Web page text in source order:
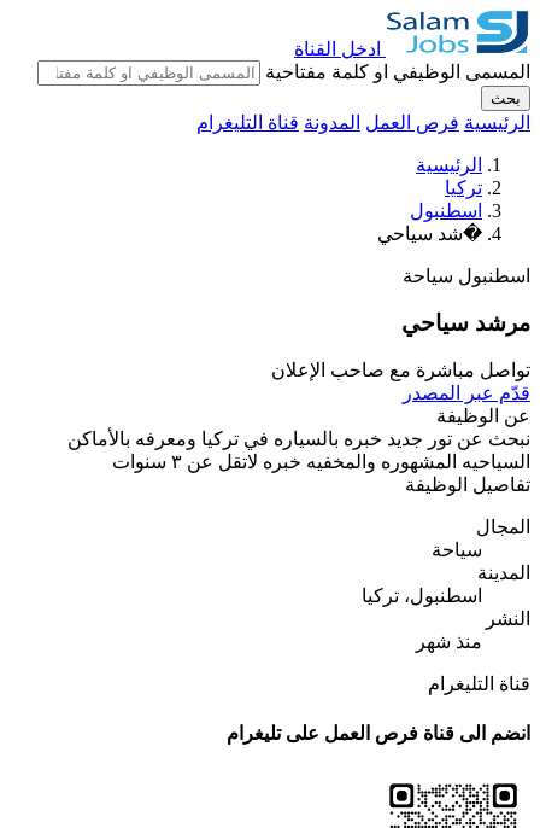
ادخل القناة
المسمى الوظيفي او كلمة مفتاحية
بحث
الرئيسية فرص العمل المدونة قناة التليغرام
الرئيسية
تركيا
اسطنبول
�شد سياحي
اسطنبول سياحة
مرشد سياحي
تواصل مباشرة مع صاحب الإعلان
قدّم عبر المصدر
عن الوظيفة
نبحث عن تور جديد خبره بالسياره في تركيا ومعرفه بالأماكن
السياحيه المشهوره والمخفيه خبره لاتقل عن ٣ سنوات
تفاصيل الوظيفة
المجال
سياحة
المدينة
اسطنبول، تركيا
النشر
منذ شهر
قناة التليغرام
انضم الى قناة فرص العمل على تليغرام